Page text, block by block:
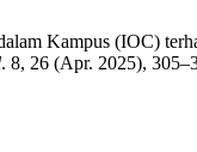
Kampus (IOC)
. 8, 26 (Apr. 2025),